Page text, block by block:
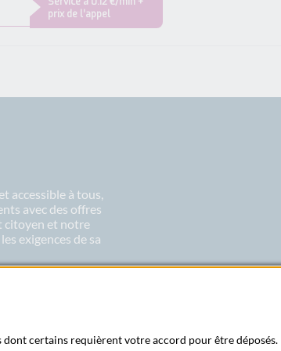
prix de l’appel
accessible à tous,
avec des offres
citoyen et notre
exigences de sa
certains requièrent votre accord pour être déposés.